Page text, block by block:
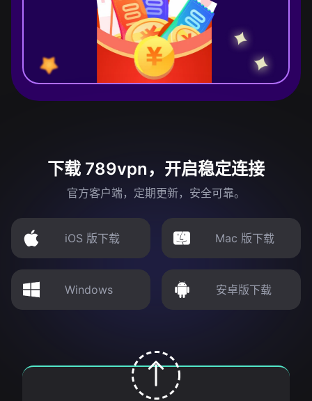
下载 789vpn，开启稳定连接
官方客户端，定期更新，安全可靠。
iOS 版下载 Mac 版下载
Windows 安卓版下载